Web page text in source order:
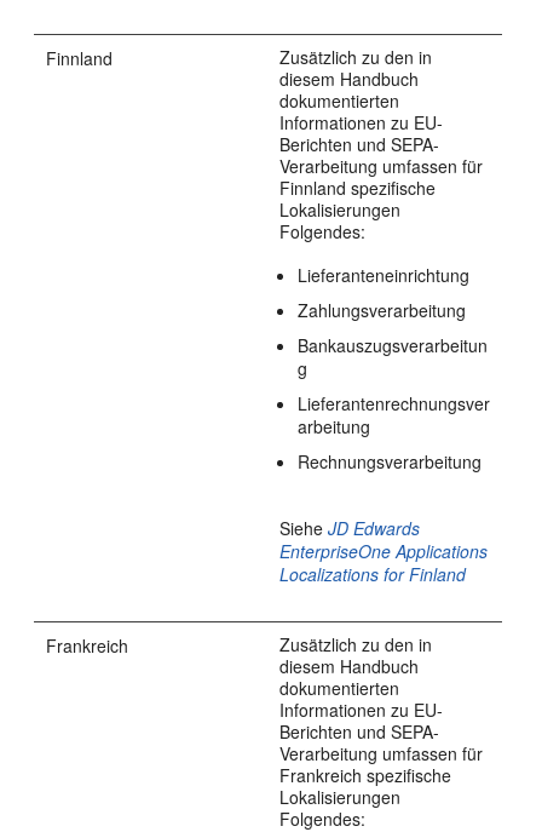
Finnland
Zusätzlich zu den in
diesem Handbuch
dokumentierten
Informationen zu EU-
Berichten und SEPA-
Verarbeitung umfassen für
Finnland spezifische
Lokalisierungen
Folgendes:
Lieferanteneinrichtung
Zahlungsverarbeitung
Bankauszugsverarbeitun
g
Lieferantenrechnungsver
arbeitung
Rechnungsverarbeitung
SieheJD Edwards
EnterpriseOne Applications
Localizations for Finland
Frankreich
Zusätzlich zu den in
diesem Handbuch
dokumentierten
Informationen zu EU-
Berichten und SEPA-
Verarbeitung umfassen für
Frankreich spezifische
Lokalisierungen
Folgendes: